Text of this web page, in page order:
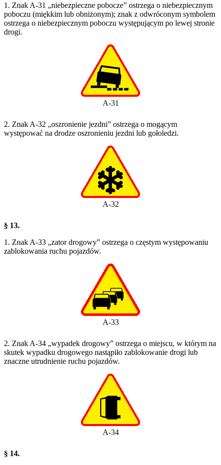
1. Znak A-31 „niebezpieczne pobocze” ostrzega o niebezpiecznym
poboczu (miękkim lub obniżonym); znak z odwróconym symbolem
ostrzega o niebezpiecznym poboczu występującym po lewej stronie
drogi.
A-31
2. Znak A-32 „oszronienie jezdni” ostrzega o mogącym
występować na drodze oszronieniu jezdni lub gołoledzi.
A-32
§ 13.
1. Znak A-33 „zator drogowy” ostrzega o częstym występowaniu
zablokowania ruchu pojazdów.
A-33
2. Znak A-34 „wypadek drogowy” ostrzega o miejscu, w którym na
skutek wypadku drogowego nastąpiło zablokowanie drogi lub
znaczne utrudnienie ruchu pojazdów.
A-34
§ 14.